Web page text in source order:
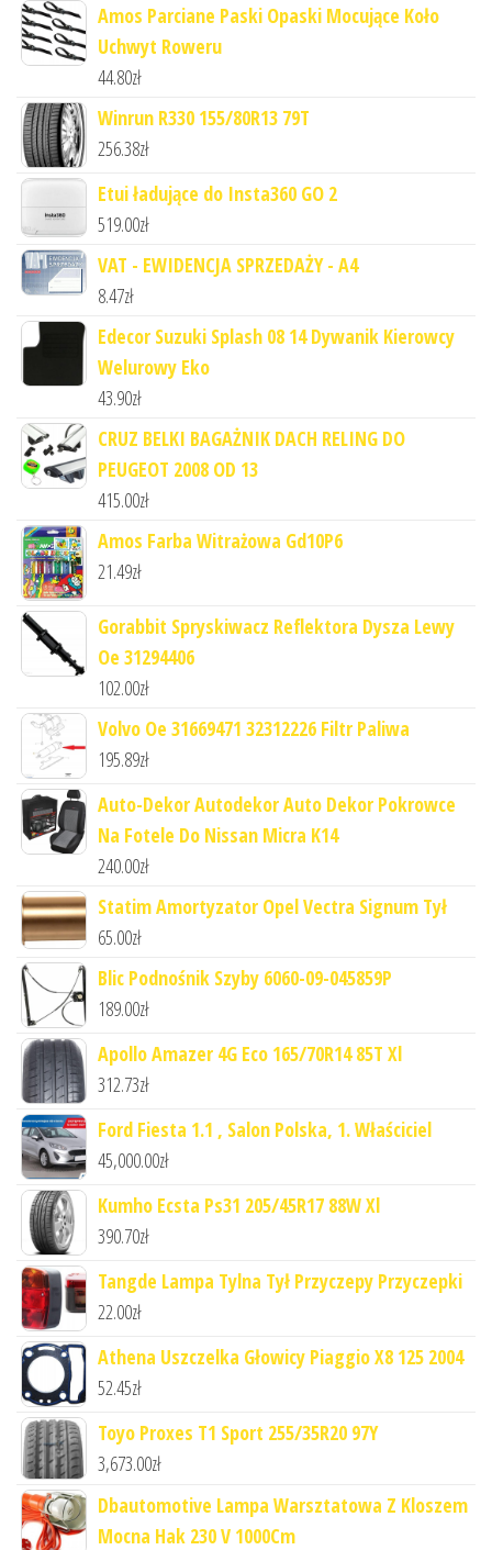
Amos Parciane Paski Opaski Mocujące Koło
Uchwyt Roweru
44.80zł
Winrun R330 155/80R13 79T
256.38zł
Etui ładujące do Insta360 GO 2
519.00zł
VAT - EWIDENCJA SPRZEDAŻY - A4
8.47zł
Edecor Suzuki Splash 08 14 Dywanik Kierowcy
Welurowy Eko
43.90zł
CRUZ BELKI BAGAŻNIK DACH RELING DO
PEUGEOT 2008 OD 13
415.00zł
Amos Farba Witrażowa Gd10P6
21.49zł
Gorabbit Spryskiwacz Reflektora Dysza Lewy
Oe 31294406
102.00zł
Volvo Oe 31669471 32312226 Filtr Paliwa
195.89zł
Auto-Dekor Autodekor Auto Dekor Pokrowce
Na Fotele Do Nissan Micra K14
240.00zł
Statim Amortyzator Opel Vectra Signum Tył
65.00zł
Blic Podnośnik Szyby 6060-09-045859P
189.00zł
Apollo Amazer 4G Eco 165/70R14 85T Xl
312.73zł
Ford Fiesta 1.1 , Salon Polska, 1. Właściciel
45,000.00zł
Kumho Ecsta Ps31 205/45R17 88W Xl
390.70zł
Tangde Lampa Tylna Tył Przyczepy Przyczepki
22.00zł
Athena Uszczelka Głowicy Piaggio X8 125 2004
52.45zł
Toyo Proxes T1 Sport 255/35R20 97Y
3,673.00zł
Dbautomotive Lampa Warsztatowa Z Kloszem
Mocna Hak 230 V 1000Cm